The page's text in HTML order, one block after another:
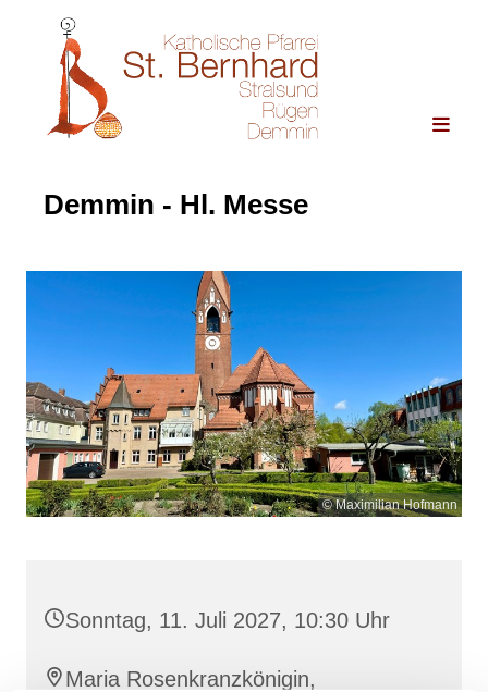
Demmin - Hl. Messe
© Maximilian Hofmann
Sonntag, 11. Juli 2027, 10:30 Uhr
Maria Rosenkranzkönigin,